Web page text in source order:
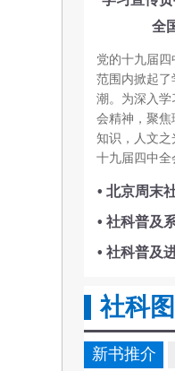
全
党的十九届
范围内掀起
潮。为深入学
会精神，聚
知识，人文之
十九届四中全
• 北京周末
• 社科普及
• 社科普及
社科
新书推介